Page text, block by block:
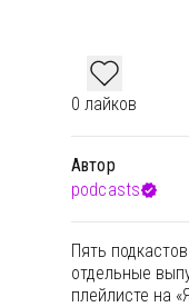
0 лайков
Автор
podcasts
Пять
отдельные
плейлисте на